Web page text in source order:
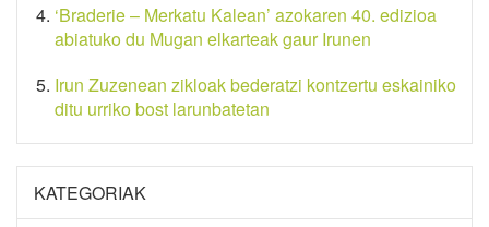
‘Braderie – Merkatu Kalean’ azokaren 40. edizioa
abiatuko du Mugan elkarteak gaur Irunen
Irun Zuzenean zikloak bederatzi kontzertu eskainiko
ditu urriko bost larunbatetan
KATEGORIAK